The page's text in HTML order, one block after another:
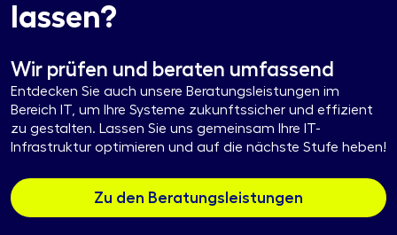
lassen?
Wir prüfen und beraten umfassend
Entdecken Sie auch unsere Beratungsleistungen im
Bereich IT, um Ihre Systeme zukunftssicher und effizient
zu gestalten. Lassen Sie uns gemeinsam Ihre IT-
Infrastruktur optimieren und auf die nächste Stufe heben!
Zu den Beratungsleistungen